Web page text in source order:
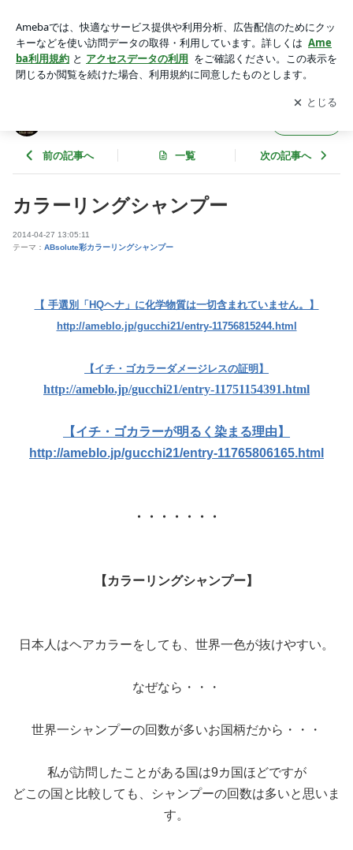
ー グッチアプリをダウンロードして ブログの更新通知
を受け取りまし
ょう。
開く
前の記事へ 一覧 次の記事へ
カラーリングシャンプー
2014-04-27 13:05:11
テーマ： ABsolute彩カラーリングシャンプー
【 手選別「HQヘナ」に化学物質は一切含まれていません。】
http://ameblo.jp/gucchi21/entry-11756815244.html
【イチ・ゴカラーダメージレスの証明】
http://ameblo.jp/gucchi21/entry-11751154391.html
【イチ・ゴカラーが明るく染まる理由】
http://ameblo.jp/gucchi21/entry-11765806165.html
・・・・・・・
【カラーリングシャンプー】
日本人はヘアカラーをしても、世界一色が抜けやすい。
なぜなら・・・
世界一シャンプーの回数が多いお国柄だから・・・
私が訪問したことがある国は9カ国ほどですが
どこの国と比較しても、シャンプーの回数は多いと思いま
す。